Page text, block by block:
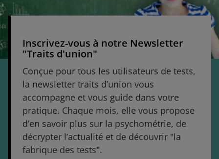
Inscrivez-vous à notre Newsletter
"Traits d'union"
Conçue pour tous les utilisateurs de tests,
la newsletter traits d’union vous
accompagne et vous guide dans votre
pratique. Chaque mois, elle vous propose
d’en savoir plus sur la psychométrie, de
décrypter l’actualité et de découvrir "la
fabrique des tests".